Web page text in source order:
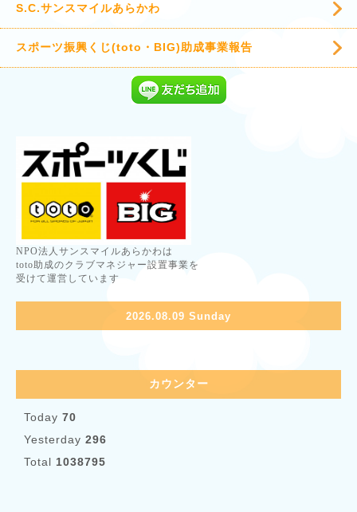
S.C.サンスマイルあらかわ
スポーツ振興くじ(toto・BIG)助成事業報告
NPO法人サンスマイルあらかわは
toto助成のクラブマネジャー設置事業を
受けて運営しています
2026.08.09 Sunday
カウンター
Today 70
Yesterday 296
Total 1038795